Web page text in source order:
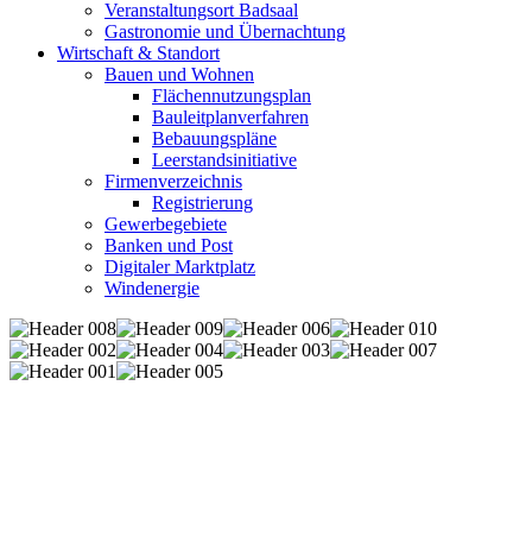
Veranstaltungsort Badsaal
Gastronomie und Übernachtung
Wirtschaft & Standort
Bauen und Wohnen
Flächennutzungsplan
Bauleitplanverfahren
Bebauungspläne
Leerstandsinitiative
Firmenverzeichnis
Registrierung
Gewerbegebiete
Banken und Post
Digitaler Marktplatz
Windenergie